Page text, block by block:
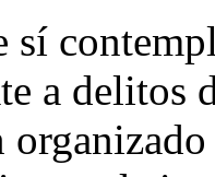
sí
a delitos